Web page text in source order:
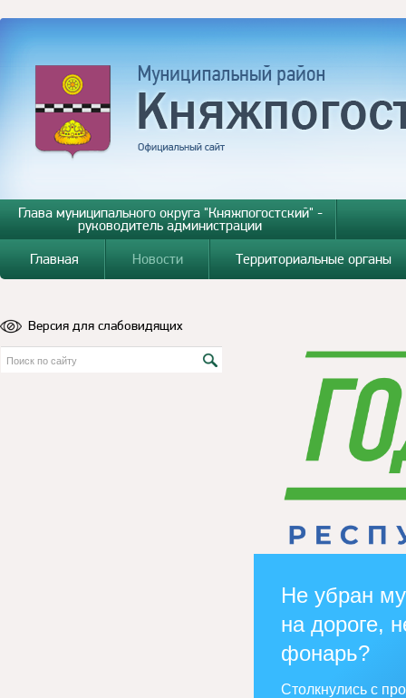
Глава муниципального округа "Княжпогостский" -
руководитель администрации
Главная
Новости Территориальные органы
Версия для слабовидящих
Не убран
на дороге,
фонарь?
Столкнулись с